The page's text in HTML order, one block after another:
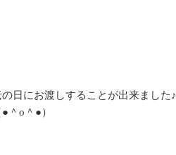
日にお渡しすることが出来ました♪
＾o＾●）